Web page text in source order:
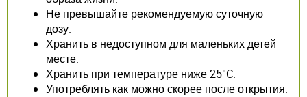
Не превышайте рекомендуемую суточную
дозу.
Хранить в недоступном для маленьких детей
месте.
Хранить при температуре ниже 25°C.
Употреблять как можно скорее после открытия.